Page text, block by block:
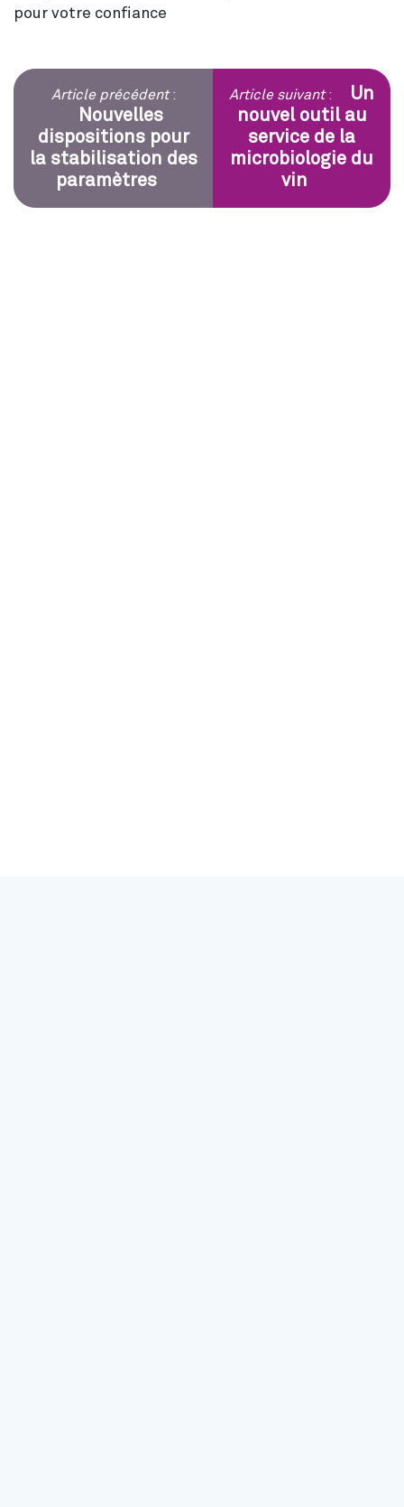
pour votre confiance
Article précédent:
Nouvelles
dispositions pour
la stabilisation des
paramètres
Article suivant:
Un
nouvel outil au
service de la
microbiologie du
vin